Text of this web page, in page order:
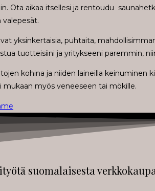
Ota aikaa itsellesi ja rentoudu
yksinkertaisia, puhtaita,
tuotteisiini ja yritykseeni paremmin,
kohina ja niiden laineilla
myös veneeseen tai mökille.
suomalaisesta